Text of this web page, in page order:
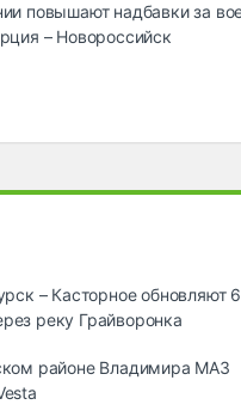
повышают надбавки за
– Новороссийск
– Касторное обновляют
реку Грайворонка
районе Владимира МАЗ